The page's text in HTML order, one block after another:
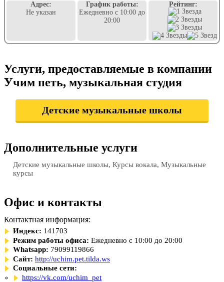
Адрес:
Не указан
График работы:
Ежедневно с 10:00 до
20:00
Рейтинг:
Услуги, предоставляемые в компании
Учим петь, музыкальная студия
Детские музыкальные школы
Дополнительные услуги
Детские музыкальные школы, Курсы вокала, Музыкальные
курсы
Офис и контакты
Контактная информация:
Индекс: 141703
Режим работы офиса: Ежедневно с 10:00 до 20:00
Whatsapp: 79099119866
Сайт: http://uchim.pet.tilda.ws
Социальные сети:
https://vk.com/uchim_pet